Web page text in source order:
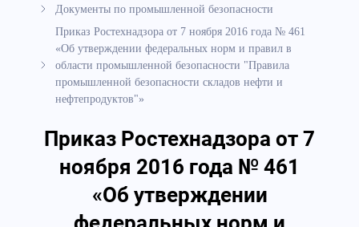
Документы по промышленной безопасности
Приказ Ростехнадзора от 7 ноября 2016 года № 461
«Об утверждении федеральных норм и правил в
области промышленной безопасности "Правила
промышленной безопасности складов нефти и
нефтепродуктов"»
Приказ Ростехнадзора от 7
ноября 2016 года № 461
«Об утверждении